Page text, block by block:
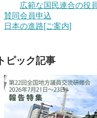
広範な国民連合の役
賛同会員申込
日本の進路[ご案内]
トピック記事